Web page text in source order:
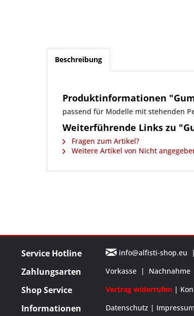
Beschreibung
Produktinformationen
passend für Modelle mit stehenden
Weiterführende Links zu
Fragen zum Artikel?
Weitere Artikel von Nicht
Service Hotline info@alfisti-shop.eu |
Zahlungsarten Vorkasse | Nachnahme
Shop Service Vertrag widerrufen
Informationen Datenschutz Impressum